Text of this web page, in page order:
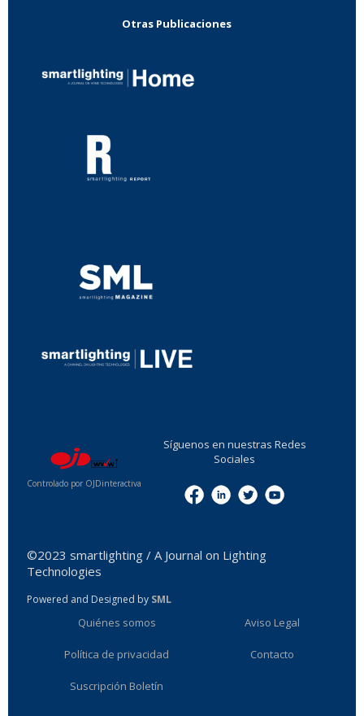
Otras Publicaciones
Controlado por OJDinteractiva
Síguenos en nuestras Redes
Sociales
©2023 smartlighting / A Journal on Lighting
Technologies
Powered and Designed by SML
Quiénes somos Aviso Legal
Política de privacidad Contacto
Suscripción Boletín